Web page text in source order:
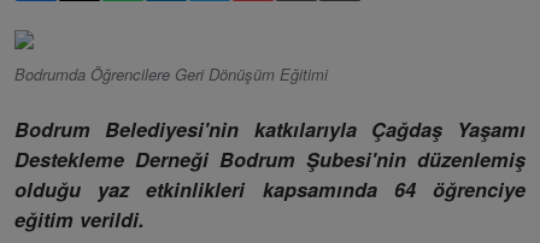
Bodrumda Öğrencilere Geri Dönüşüm Eğitimi
Bodrum Belediyesi'nin katkılarıyla Çağdaş Yaşamı
Destekleme Derneği Bodrum Şubesi'nin düzenlemiş
olduğu yaz etkinlikleri kapsamında 64 öğrenciye
eğitim verildi.